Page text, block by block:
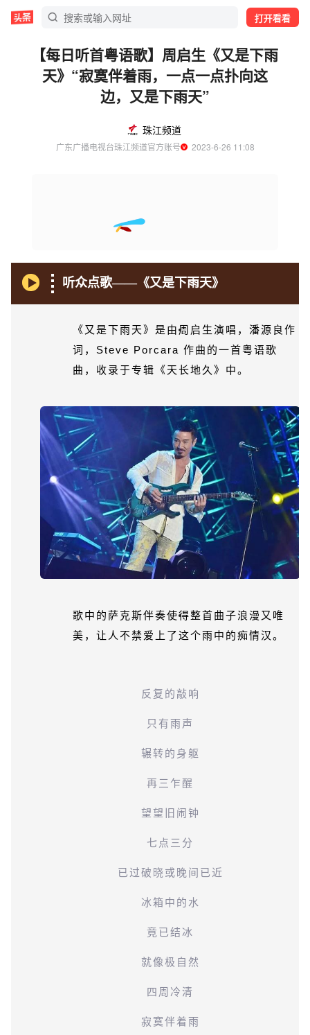
打开看看
【每日听首粤语歌】周启生《又是下雨
天》“寂寞伴着雨，一点一点扑向这
边，又是下雨天”
珠江频道
广东广播电视台珠江频道官方账号
  2023-6-26 11:08
听众点歌——《又是下雨天》
《又是下雨天》是由周启生演唱，潘源良作
词，Steve Porcara 作曲的一首粤语歌
曲，收录于专辑《天长地久》中。
歌中的萨克斯伴奏使得整首曲子浪漫又唯
美，让人不禁爱上了这个雨中的痴情汉。
反复的敲响
只有雨声
辗转的身躯
再三乍醒
望望旧闹钟
七点三分
已过破晓或晚间已近
冰箱中的水
竟已结冰
就像极自然
四周冷清
寂寞伴着雨